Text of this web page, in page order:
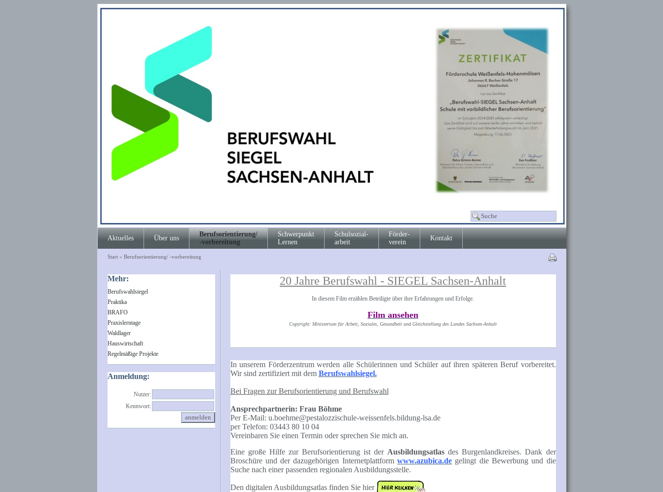
Aktuelles Über uns
Berufsorientierung/
-vorbereitung
Schwerpunkt
Lernen
Schulsozial-
arbeit
Förder-
verein
Kontakt
Start» Berufsorientierung/ -vorbereitung
Mehr:
Berufswahlsiegel
Praktika
BRAFO
Praxislerntage
Waldlager
Hauswirtschaft
Regelmäßige Projekte
Anmeldung:
Nutzer:
Kennwort:
20 Jahre Berufswahl - SIEGEL Sachsen-Anhalt
In diesem Film erzählen Beteiligte über ihre Erfahrungen und Erfolge.
Film ansehen
Copyright: Ministerium für Arbeit, Soziales, Gesundheit und Gleichstellung des Landes Sachsen-Anhalt
In unserem Förderzentrum werden alle Schülerinnen und Schüler auf ihren späteren Beruf vorbereitet.
Wir sind zertifiziert mit dem Berufswahlsiegel.
Bei Fragen zur Berufsorientierung und Berufswahl
Ansprechpartnerin: Frau Böhme
Per E-Mail: u.boehme@pestalozzischule-weissenfels.bildung-lsa.de
per Telefon: 03443 80 10 04
Vereinbaren Sie einen Termin oder sprechen Sie mich an.
Eine große Hilfe zur Berufsorientierung ist der Ausbildungsatlas des Burgenlandkreises. Dank der
Broschüre und der dazugehörigen Internetplattform www.azubica.de gelingt die Bewerbung und die
Suche nach einer passenden regionalen Ausbildungsstelle.
Den digitalen Ausbildungsatlas finden Sie hier